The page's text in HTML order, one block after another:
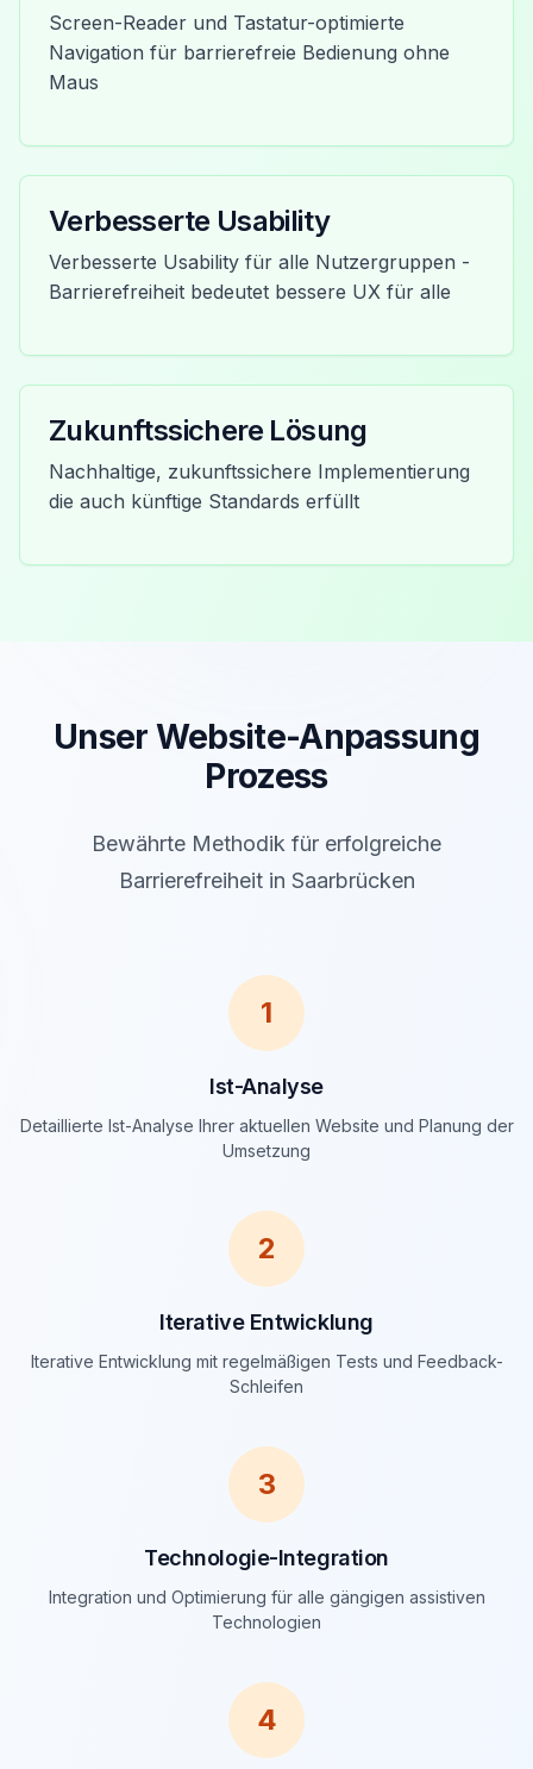
Screen-Reader und Tastatur-optimierte
Navigation für barrierefreie Bedienung ohne
Maus
Verbesserte Usability
Verbesserte Usability für alle Nutzergruppen -
Barrierefreiheit bedeutet bessere UX für alle
Zukunftssichere Lösung
Nachhaltige, zukunftssichere Implementierung
die auch künftige Standards erfüllt
Unser Website-Anpassung
Prozess
Bewährte Methodik für erfolgreiche
Barrierefreiheit in Saarbrücken
1
Ist-Analyse
Detaillierte Ist-Analyse Ihrer aktuellen Website und Planung der
Umsetzung
2
Iterative Entwicklung
Iterative Entwicklung mit regelmäßigen Tests und Feedback-
Schleifen
3
Technologie-Integration
Integration und Optimierung für alle gängigen assistiven
Technologien
4